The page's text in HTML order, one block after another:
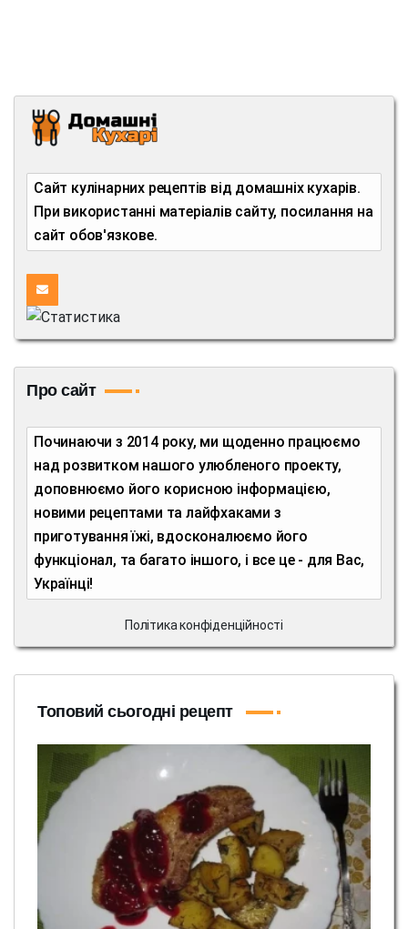
Сайт кулінарних рецептів від домашніх кухарів.
При використанні матеріалів сайту, посилання на
сайт обов'язкове.
Про сайт
Починаючи з 2014 року, ми щоденно працюємо
над розвитком нашого улюбленого проекту,
доповнюємо його корисною інформацією,
новими рецептами та лайфхаками з
приготування їжі, вдосконалюємо його
функціонал, та багато іншого, і все це - для Вас,
Українці!
Політика конфіденційності
Топовий сьогодні рецепт